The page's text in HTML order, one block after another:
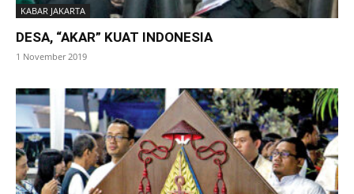
KABAR JAKARTA
DESA, “AKAR” KUAT INDONESIA
1 November 2019